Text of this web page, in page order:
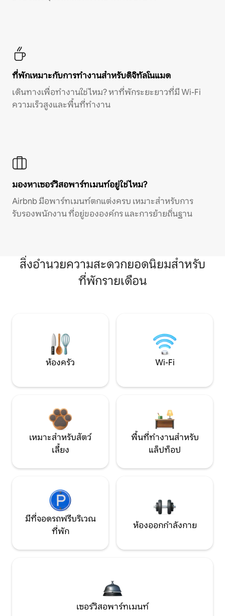
ที่พักเหมาะกับการทำงานสำหรับดิจิทัลโนแมด
เดินทางเพื่อทำงานใช่ไหม? หาที่พักระยะยาวที่มี Wi-Fi
ความเร็วสูงและพื้นที่ทำงาน
มองหาเซอร์วิสอพาร์ทเมนท์อยู่ใช่ไหม?
Airbnb มีอพาร์ทเมนท์ตกแต่งครบ เหมาะสำหรับการ
รับรองพนักงาน ที่อยู่ขององค์กร และการย้ายถิ่นฐาน
สิ่งอำนวยความสะดวกยอดนิยมสำหรับ
ที่พักรายเดือน
ห้องครัว Wi-Fi
เหมาะสำหรับสัตว์
เลี้ยง
พื้นที่ทำงานสำหรับ
แล็ปท็อป
มีที่จอดรถฟรีบริเวณ
ที่พัก
ห้องออกกำลังกาย
เซอร์วิสอพาร์ทเมนท์